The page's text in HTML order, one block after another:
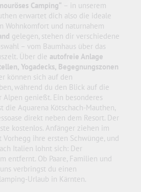
Camping“ – in unserem
erwartet dich also die ideale
Wohnkomfort und naturnahem
gelegen, stehen dir verschiedene
– vom Baumhaus über das
Über die autofreie Anlage
Yogadecks, Begegnungszonen
können sich auf den
während du den Blick auf die
Alpen genießt. Ein besonderes
Aquarena Kötschach-Mauthen,
direkt neben dem Resort. Der
kostenlos. Anfänger ziehen im
ihre ersten Schwünge, und
Italien lohnt sich: Der
entfernt. Ob Paare, Familien und
verbringst du einen
Urlaub in Kärnten.